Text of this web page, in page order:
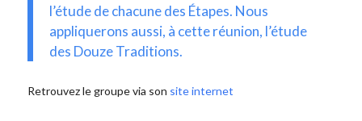
l’étude de chacune des Étapes. Nous
appliquerons aussi, à cette réunion, l’étude
des Douze Traditions.
Retrouvez le groupe via son site internet